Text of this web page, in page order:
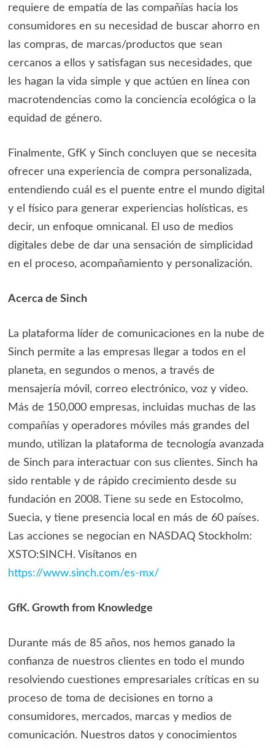
requiere de empatía de las compañías hacia los
consumidores en su necesidad de buscar ahorro en
las compras, de marcas/productos que sean
cercanos a ellos y satisfagan sus necesidades, que
les hagan la vida simple y que actúen en línea con
macrotendencias como la conciencia ecológica o la
equidad de género.
Finalmente, GfK y Sinch concluyen que se necesita
ofrecer una experiencia de compra personalizada,
entendiendo cuál es el puente entre el mundo digital
y el físico para generar experiencias holísticas, es
decir, un enfoque omnicanal. El uso de medios
digitales debe de dar una sensación de simplicidad
en el proceso, acompañamiento y personalización.
Acerca de Sinch
La plataforma líder de comunicaciones en la nube de
Sinch permite a las empresas llegar a todos en el
planeta, en segundos o menos, a través de
mensajería móvil, correo electrónico, voz y video.
Más de 150,000 empresas, incluidas muchas de las
compañías y operadores móviles más grandes del
mundo, utilizan la plataforma de tecnología avanzada
de Sinch para interactuar con sus clientes. Sinch ha
sido rentable y de rápido crecimiento desde su
fundación en 2008. Tiene su sede en Estocolmo,
Suecia, y tiene presencia local en más de 60 países.
Las acciones se negocian en NASDAQ Stockholm:
XSTO:SINCH. Visítanos en
https://www.sinch.com/es-mx/
GfK. Growth from Knowledge
Durante más de 85 años, nos hemos ganado la
confianza de nuestros clientes en todo el mundo
resolviendo cuestiones empresariales críticas en su
proceso de toma de decisiones en torno a
consumidores, mercados, marcas y medios de
comunicación. Nuestros datos y conocimientos